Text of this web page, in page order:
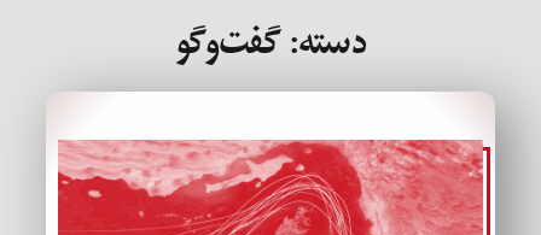
دسته:گفت‌وگو